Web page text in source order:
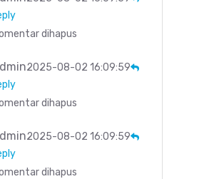
dihapus
2025-08-02 16:09:59
dihapus
2025-08-02 16:09:59
dihapus